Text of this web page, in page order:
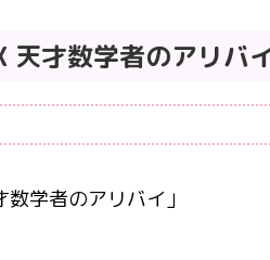
天才数学者のアリバ
数学者のアリバイ」